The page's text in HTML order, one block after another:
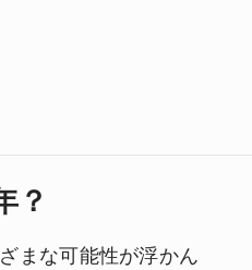
？
まな可能性が浮かん